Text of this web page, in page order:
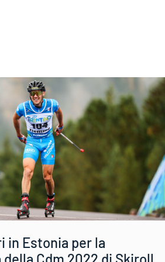
in Estonia per la